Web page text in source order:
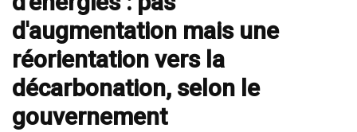
d'augmentation mais une
réorientation vers la
décarbonation, selon le
gouvernement